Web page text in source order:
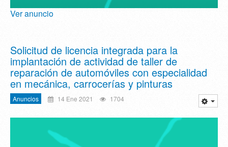
Ver anuncio
Solicitud de licencia integrada para la
implantación de actividad de taller de
reparación de automóviles con especialidad
en mecánica, carrocerías y pinturas
Anuncios 14 Ene 2021 1704